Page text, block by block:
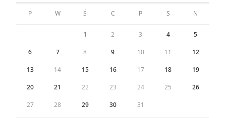
P W Ś C P S N
1 2 3 4 5
6 7 8 9 10 11 12
13 14 15 16 17 18 19
20 21 22 23 24 25 26
27 28 29 30 31